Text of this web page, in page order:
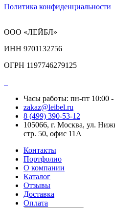
Политика конфиденциальности
ООО «ЛЕЙБЛ»
ИНН 9701132756
ОГРН 1197746279125
Часы работы: пн-пт 10:00 -
zakaz@leibel.ru
8 (499) 390-53-12
105066, г. Москва, ул.
стр. 50, офис 11А
Контакты
Портфолио
О компании
Каталог
Отзывы
Доставка
Оплата